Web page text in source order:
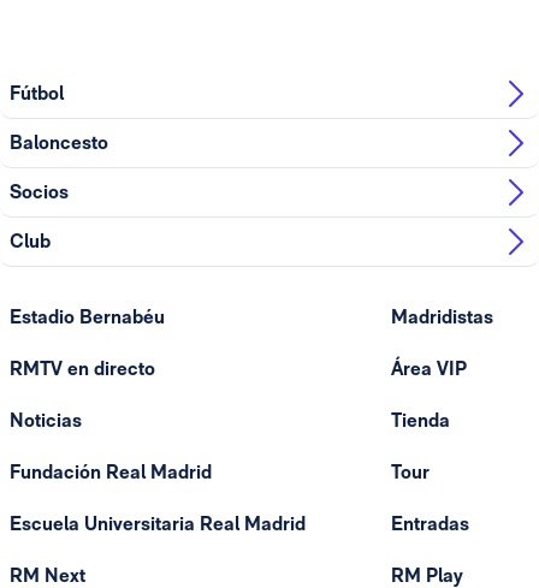
Fútbol
Baloncesto
Socios
Club
Estadio Bernabéu
RMTV en directo
Noticias
Fundación Real Madrid
Escuela Universitaria Real Madrid
RM Next
Madridistas
Área VIP
Tienda
Tour
Entradas
RM Play